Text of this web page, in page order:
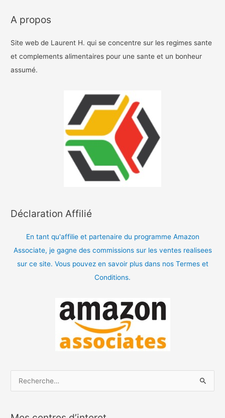
A propos
Site web de Laurent H. qui se concentre sur les regimes sante
et complements alimentaires pour une sante et un bonheur
assumé.
Déclaration Affilié
En tant qu'affilie et partenaire du programme Amazon
Associate, je gagne des commissions sur les ventes realisees
sur ce site. Vous pouvez en savoir plus dans nos Termes et
Conditions.